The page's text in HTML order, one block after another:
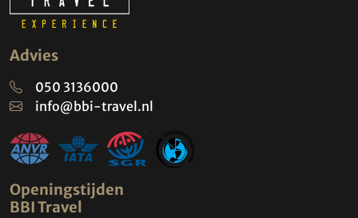
Advies
050 3136000
info@bbi-travel.nl
Openingstijden
BBI Travel